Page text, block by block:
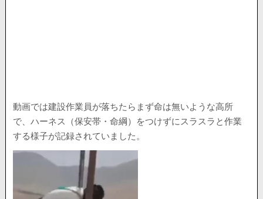
動画では建設作業員が落ちたらまず命は無いような高所
で、ハーネス（保安帯・命綱）をつけずにスラスラと作業
する様子が記録されていました。